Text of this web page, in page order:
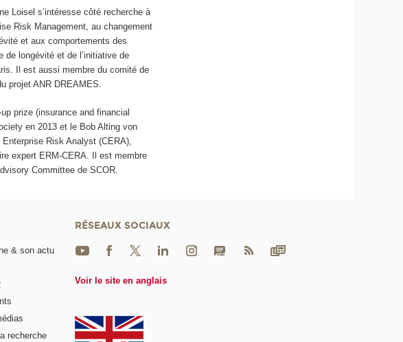
Loisel s’intéresse côté recherche à
Risk Management, au changement
et aux comportements des
de longévité et de l’initiative de
Il est aussi membre du comité de
projet ANR DREAMES.
prize (insurance and financial
en 2013 et le Bob Alting von
Risk Analyst (CERA),
expert ERM-CERA. Il est membre
Committee de SCOR.
& son actu
recherche
RÉSEAUX SOCIAUX
Voir le site en anglais